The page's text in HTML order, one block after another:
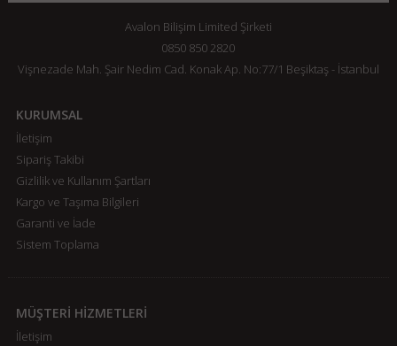
Avalon Bilişim Limited Şirketi
0850 850 2820
Vişnezade Mah. Şair Nedim Cad. Konak Ap. No:77/1 Beşiktaş - İstanbul
KURUMSAL
İletişim
Sipariş Takibi
Gizlilik ve Kullanım Şartları
Kargo ve Taşıma Bilgileri
Garanti ve İade
Sistem Toplama
MÜŞTERİ HİZMETLERİ
İletişim